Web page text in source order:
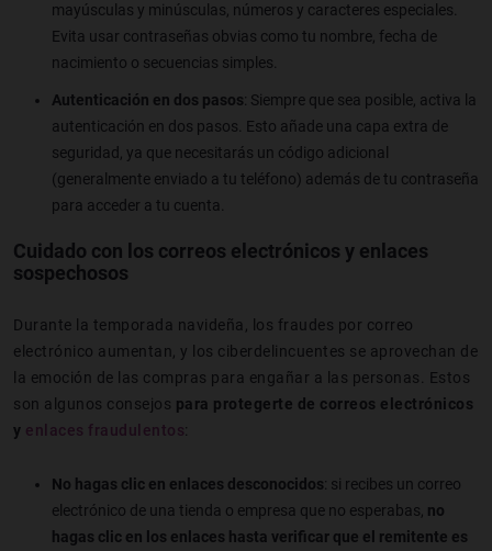
mayúsculas y minúsculas, números y caracteres especiales.
Evita usar contraseñas obvias como tu nombre, fecha de
nacimiento o secuencias simples.
Autenticación en dos pasos: Siempre que sea posible, activa la
autenticación en dos pasos. Esto añade una capa extra de
seguridad, ya que necesitarás un código adicional
(generalmente enviado a tu teléfono) además de tu contraseña
para acceder a tu cuenta.
Cuidado con los correos electrónicos y enlaces
sospechosos
Durante la temporada navideña, los fraudes por correo
electrónico aumentan, y los ciberdelincuentes se aprovechan de
la emoción de las compras para engañar a las personas. Estos
son algunos consejos para protegerte de correos electrónicos
y enlaces fraudulentos:
No hagas clic en enlaces desconocidos: si recibes un correo
electrónico de una tienda o empresa que no esperabas, no
hagas clic en los enlaces hasta verificar que el remitente es